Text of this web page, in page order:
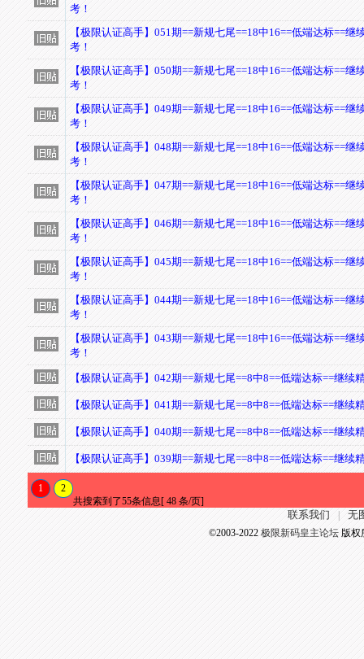
考！
【极限认证高手】051期==新规七尾==18中16==低端达标==继
考！
【极限认证高手】050期==新规七尾==18中16==低端达标==继
考！
【极限认证高手】049期==新规七尾==18中16==低端达标==继
考！
【极限认证高手】048期==新规七尾==18中16==低端达标==继
考！
【极限认证高手】047期==新规七尾==18中16==低端达标==继
考！
【极限认证高手】046期==新规七尾==18中16==低端达标==继
考！
【极限认证高手】045期==新规七尾==18中16==低端达标==继
考！
【极限认证高手】044期==新规七尾==18中16==低端达标==继
考！
【极限认证高手】043期==新规七尾==18中16==低端达标==继
考！
【极限认证高手】042期==新规七尾==8中8==低端达标==继续
【极限认证高手】041期==新规七尾==8中8==低端达标==继续
【极限认证高手】040期==新规七尾==8中8==低端达标==继续
【极限认证高手】039期==新规七尾==8中8==低端达标==继续
1
2
共搜索到了55条信息[ 48 条/页]
联系我们 无
©2003-2022 极限新码皇主论坛版权